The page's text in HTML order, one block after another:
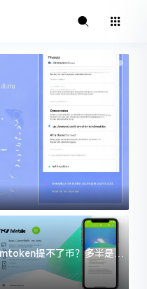
提不了币？多半是这
几件事没处理好